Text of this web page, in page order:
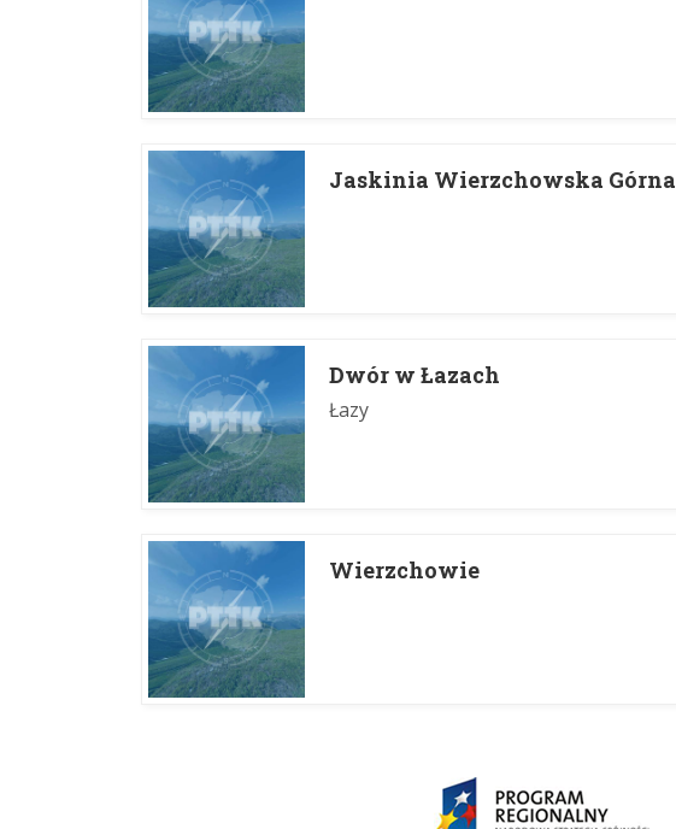
Jaskinia Wierzchowska Górna
Dwór w Łazach
Łazy
Wierzchowie